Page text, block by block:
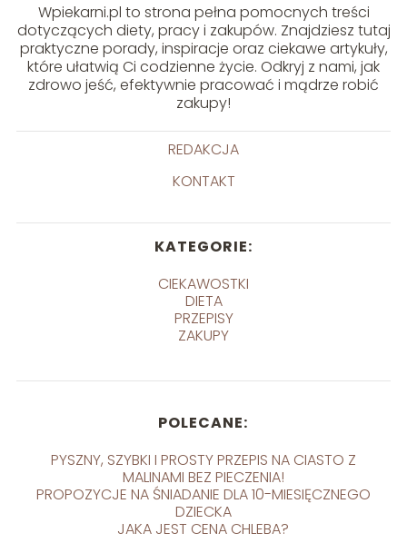
Wpiekarni.pl to strona pełna pomocnych treści
dotyczących diety, pracy i zakupów. Znajdziesz tutaj
praktyczne porady, inspiracje oraz ciekawe artykuły,
które ułatwią Ci codzienne życie. Odkryj z nami, jak
zdrowo jeść, efektywnie pracować i mądrze robić
zakupy!
REDAKCJA
KONTAKT
KATEGORIE:
CIEKAWOSTKI
DIETA
PRZEPISY
ZAKUPY
POLECANE:
PYSZNY, SZYBKI I PROSTY PRZEPIS NA CIASTO Z
MALINAMI BEZ PIECZENIA!
PROPOZYCJE NA ŚNIADANIE DLA 10-MIESIĘCZNEGO
DZIECKA
JAKA JEST CENA CHLEBA?